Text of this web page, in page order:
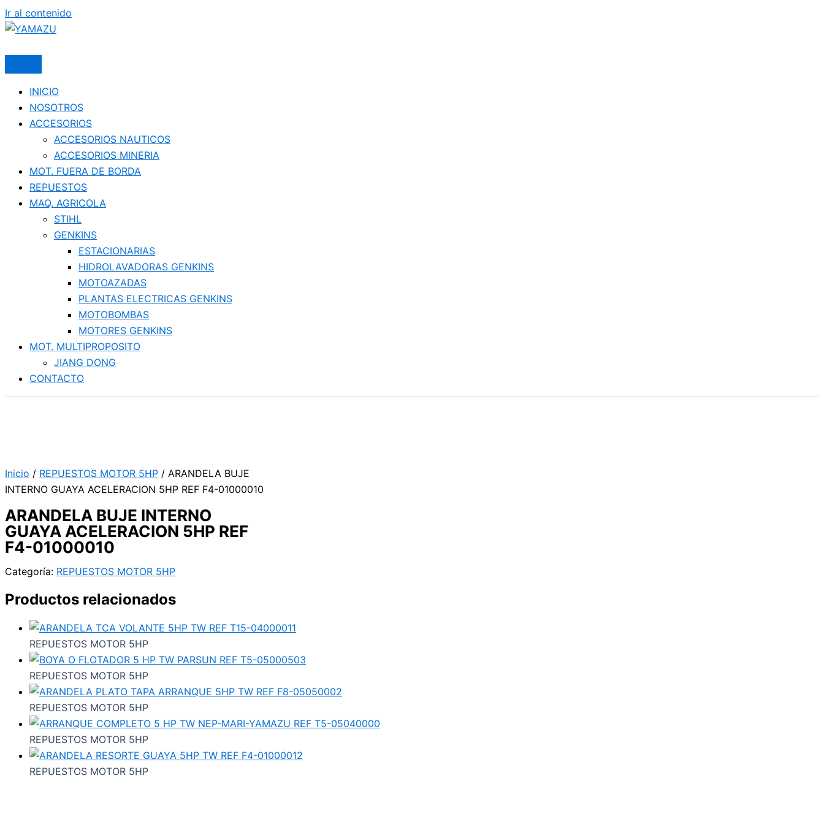
Ir al contenido
INICIO
NOSOTROS
ACCESORIOS
ACCESORIOS NAUTICOS
ACCESORIOS MINERIA
MOT. FUERA DE BORDA
REPUESTOS
MAQ. AGRICOLA
STIHL
GENKINS
ESTACIONARIAS
HIDROLAVADORAS GENKINS
MOTOAZADAS
PLANTAS ELECTRICAS GENKINS
MOTOBOMBAS
MOTORES GENKINS
MOT. MULTIPROPOSITO
JIANG DONG
CONTACTO
Inicio / REPUESTOS MOTOR 5HP / ARANDELA BUJE
INTERNO GUAYA ACELERACION 5HP REF F4-01000010
ARANDELA BUJE INTERNO
GUAYA ACELERACION 5HP REF
F4-01000010
Categoría: REPUESTOS MOTOR 5HP
Productos relacionados
REPUESTOS MOTOR 5HP
REPUESTOS MOTOR 5HP
REPUESTOS MOTOR 5HP
REPUESTOS MOTOR 5HP
REPUESTOS MOTOR 5HP